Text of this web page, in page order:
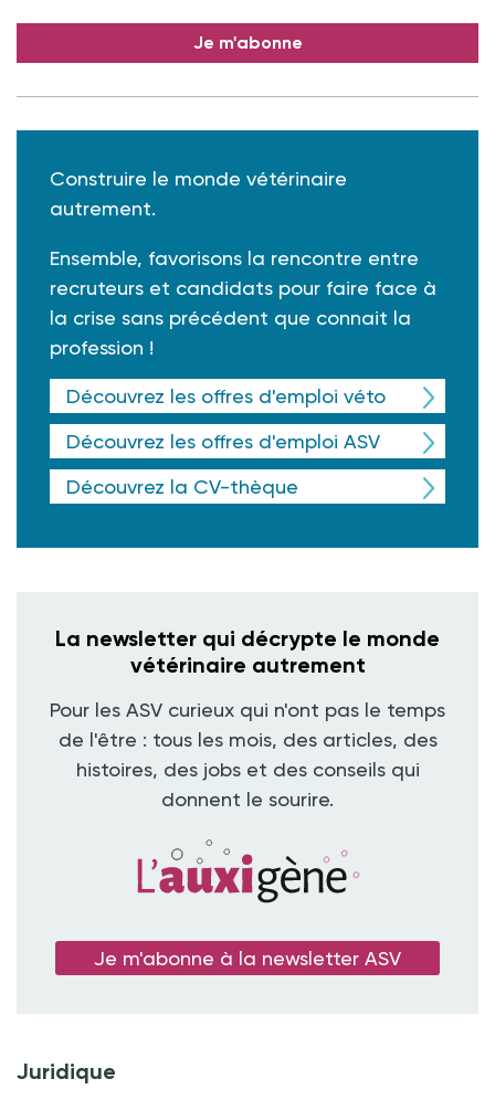
Je m'abonne
Construire le monde vétérinaire
autrement.
Ensemble, favorisons la rencontre entre
recruteurs et candidats pour faire face à
la crise sans précédent que connait la
profession !
Découvrez les offres d'emploi véto
Découvrez les offres d'emploi ASV
Découvrez la CV-thèque
La newsletter qui décrypte le monde
vétérinaire autrement
Pour les ASV curieux qui n'ont pas le temps
de l'être : tous les mois, des articles, des
histoires, des jobs et des conseils qui
donnent le sourire.
Je m'abonne à la newsletter ASV
Juridique